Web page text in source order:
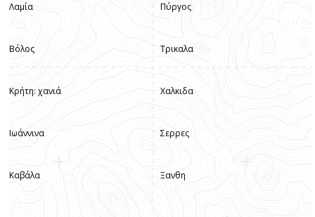
Λαμία
Βόλος
Κρήτη: χανιά
Ιωάννινα
Καβάλα
Πύργος
Τρικαλα
Χαλκιδα
Σερρες
Ξανθη